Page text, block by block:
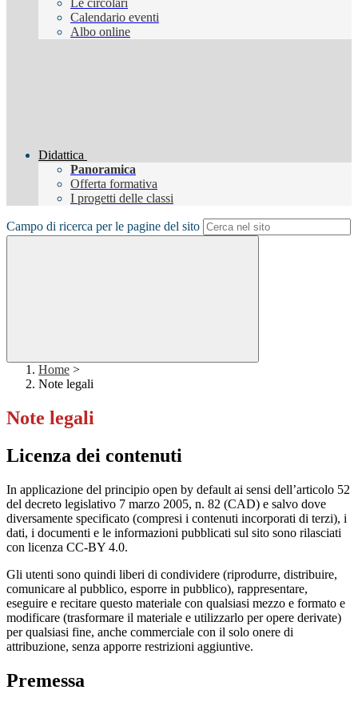
Le circolari
Calendario eventi
Albo online
Didattica
Panoramica
Offerta formativa
I progetti delle classi
Campo di ricerca per le pagine del sito
Home >
Note legali
Note legali
Licenza dei contenuti
In applicazione del principio open by default ai sensi dell’articolo 52
del decreto legislativo 7 marzo 2005, n. 82 (CAD) e salvo dove
diversamente specificato (compresi i contenuti incorporati di terzi), i
dati, i documenti e le informazioni pubblicati sul sito sono rilasciati
con licenza CC-BY 4.0.
Gli utenti sono quindi liberi di condividere (riprodurre, distribuire,
comunicare al pubblico, esporre in pubblico), rappresentare,
eseguire e recitare questo materiale con qualsiasi mezzo e formato e
modificare (trasformare il materiale e utilizzarlo per opere derivate)
per qualsiasi fine, anche commerciale con il solo onere di
attribuzione, senza apporre restrizioni aggiuntive.
Premessa